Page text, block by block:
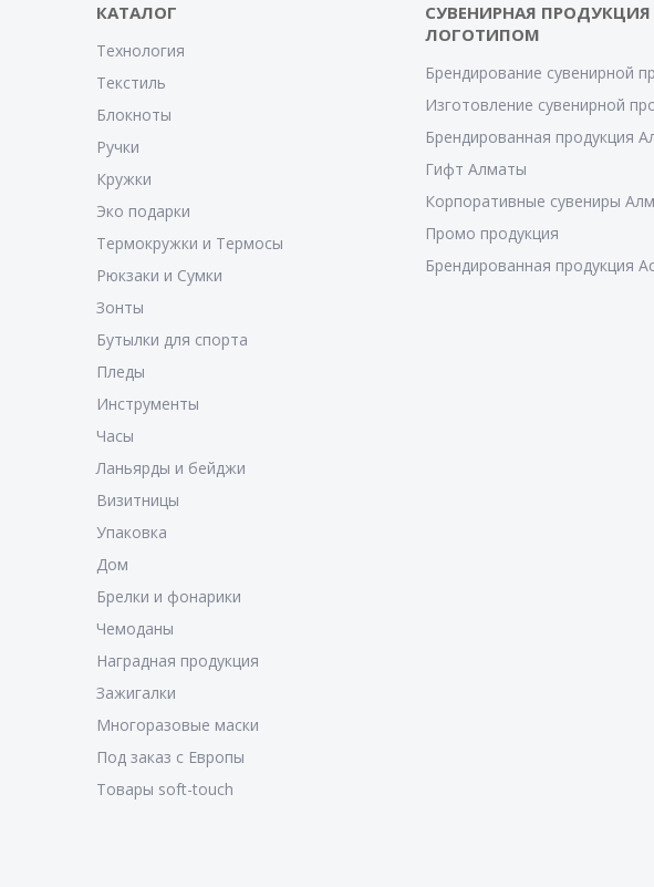
КАТАЛОГ
Технология
Текстиль
Блокноты
Ручки
Кружки
Эко подарки
Термокружки и Термосы
Рюкзаки и Сумки
Зонты
Бутылки для спорта
Пледы
Инструменты
Часы
Ланьярды и бейджи
Визитницы
Упаковка
Дом
Брелки и фонарики
Чемоданы
Наградная продукция
Зажигалки
Многоразовые маски
Под заказ с Европы
Товары soft-touch
СУВЕНИРНАЯ ПРОДУКЦИЯ
ЛОГОТИПОМ
Брендирование сувенирной
Изготовление сувенирной
Брендированная продукция
Гифт Алматы
Корпоративные сувениры
Промо продукция
Брендированная продукция